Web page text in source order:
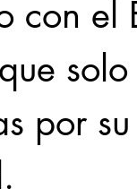
con
por